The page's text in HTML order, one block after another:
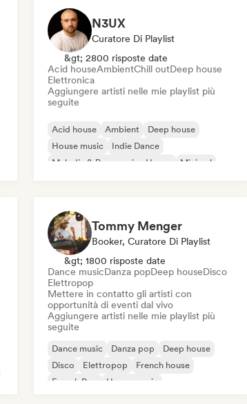
N3UX
Curatore Di Playlist
&gt; 2800 risposte date
Acid houseAmbientChill outDeep house
Elettronica
Aggiungere artisti nelle mie playlist più
seguite
Acid house Ambient
Deep house
House music
Indie Dance
Melodic & Progressive House
Minimal
Tommy Menger
Booker, Curatore Di Playlist
&gt; 1800 risposte date
Dance musicDanza popDeep houseDisco
Elettropop
Mettere in contatto gli artisti con
opportunità di eventi dal vivo
Aggiungere artisti nelle mie playlist più
seguite
Dance music Danza pop
Deep house
Disco
Elettropop
French house
French Pop
House music